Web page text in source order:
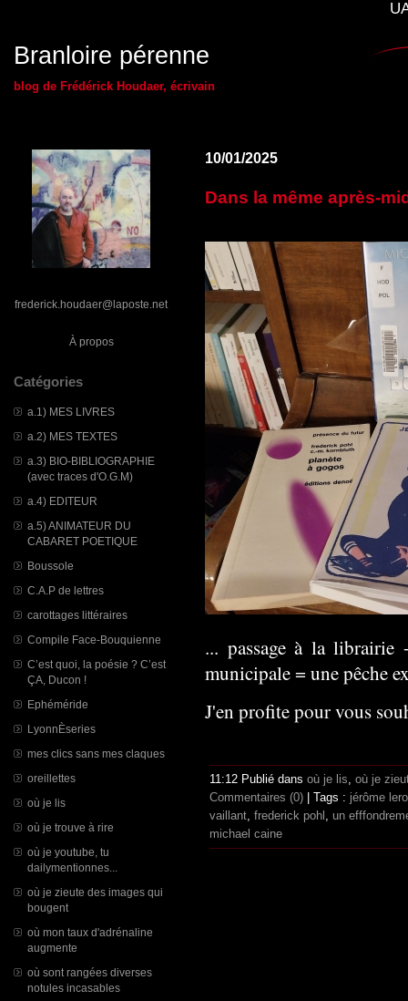
Branloire pérenne
blog de Frédérick Houdaer, écrivain
frederick.houdaer@laposte.net
À propos
Catégories
a.1) MES LIVRES
a.2) MES TEXTES
a.3) BIO-BIBLIOGRAPHIE
(avec traces d'O.G.M)
a.4) EDITEUR
a.5) ANIMATEUR DU
CABARET POETIQUE
Boussole
C.A.P de lettres
carottages littéraires
Compile Face-Bouquienne
C’est quoi, la poésie ? C’est
ÇA, Ducon !
Ephéméride
LyonnÈseries
mes clics sans mes claques
oreillettes
où je lis
où je trouve à rire
où je youtube, tu
dailymentionnes...
où je zieute des images qui
bougent
où mon taux d'adrénaline
augmente
où sont rangées diverses
notules incasables
10/01/2025
Dans la même après-
... passage à la
municipale = une pêche
J'en profite pour vous
11:12 Publié dans où je lis, où je
Commentaires (0) | Tags : jérôme
vaillant, frederick pohl , un
michael caine